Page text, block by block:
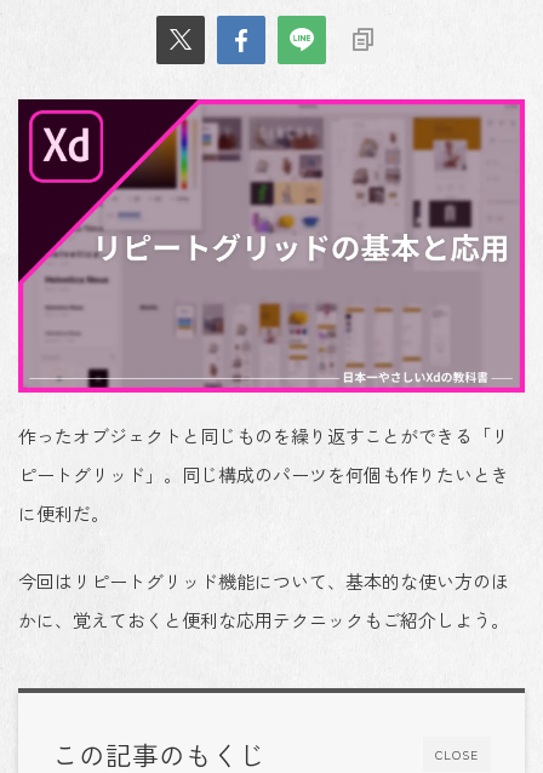
作ったオブジェクトと同じものを繰り返すことができる「リ
ピートグリッド」。同じ構成のパーツを何個も作りたいとき
に便利だ。
今回はリピートグリッド機能について、基本的な使い方のほ
かに、覚えておくと便利な応用テクニックもご紹介しよう。
CLOSE
この記事のもくじ